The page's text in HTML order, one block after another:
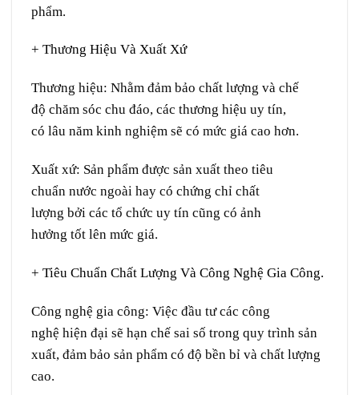
phẩm.
+ Thương Hiệu Và Xuất Xứ
Thương hiệu: Nhằm đảm bảo chất lượng và chế
độ chăm sóc chu đáo, các thương hiệu uy tín,
có lâu năm kinh nghiệm sẽ có mức giá cao hơn.
Xuất xứ: Sản phẩm được sản xuất theo tiêu
chuẩn nước ngoài hay có chứng chỉ chất
lượng bởi các tổ chức uy tín cũng có ảnh
hưởng tốt lên mức giá.
+ Tiêu Chuẩn Chất Lượng Và Công Nghệ Gia Công.
Công nghệ gia công: Việc đầu tưcác công
nghệ hiện đại sẽ hạn chế sai số trong quy trình sản
xuất, đảm bảo sản phẩm có độ bền bỉ và chất lượng
cao.